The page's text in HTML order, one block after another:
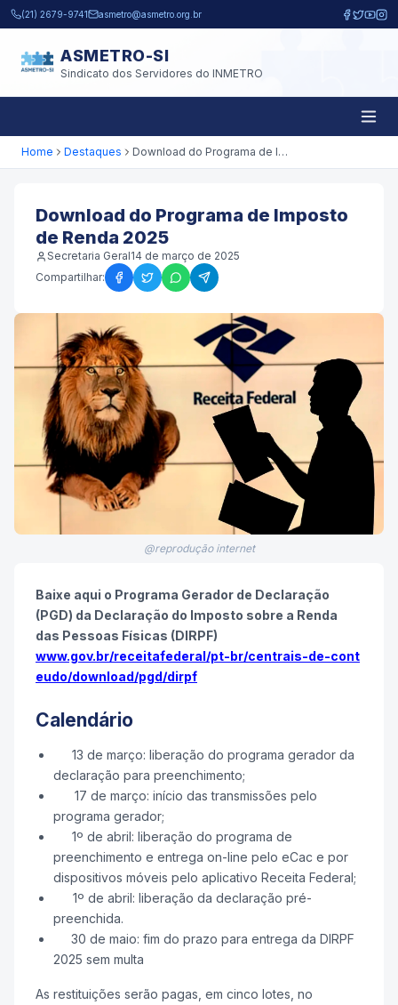
Pular para o conteúdo principal
(21) 2679-9741 asmetro@asmetro.org.br
ASMETRO-SI
Sindicato dos Servidores do INMETRO
Home Destaques Download do Programa de Imposto de Renda 2025
Download do Programa de Imposto
de Renda 2025
Secretaria Geral14 de março de 2025
Compartilhar:
@reprodução internet
Baixe aqui o Programa Gerador de Declaração
(PGD) da Declaração do Imposto sobre a Renda
das Pessoas Físicas (DIRPF)
www.gov.br/receitafederal/pt-br/centrais-de-cont
eudo/download/pgd/dirpf
Calendário
13 de março: liberação do programa gerador da
declaração para preenchimento;
17 de março: início das transmissões pelo
programa gerador;
1º de abril: liberação do programa de
preenchimento e entrega on-line pelo eCac e por
dispositivos móveis pelo aplicativo Receita Federal;
1º de abril: liberação da declaração pré-
preenchida.
30 de maio: fim do prazo para entrega da DIRPF
2025 sem multa
As restituições serão pagas, em cinco lotes, no